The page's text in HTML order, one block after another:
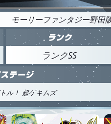
モーリーファンタジー野田
ランクSS
ル！ 超ゲキムズ